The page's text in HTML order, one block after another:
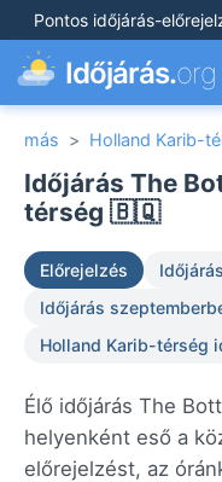
Pontos időjárás-
Időjárás.org
más > Holland Karib-
Időjárás The
térség 🇧🇶
Előrejelzés
Időjárás
Holland Karib-térség
Élő időjárás The
helyenként eső a
előrejelzést, az